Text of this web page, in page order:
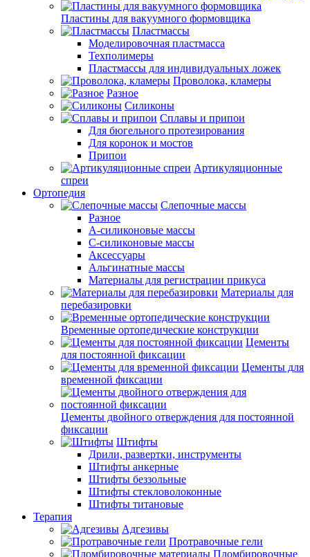
Пластины для вакуумного формовщика
Пластмассы
Моделировочная пластмасса
Техполимеры
Пластмассы для индивидуальных ложек
Проволока, кламеры
Разное
Силиконы
Сплавы и припои
Для бюгельного протезирования
Для коронок и мостов
Припои
Артикуляционные
спреи
Ортопедия
Слепочные массы
Разное
А-силиконовые массы
С-силиконовые массы
Аксессуары
Альгинатные массы
Материалы для регистрации прикуса
Материалы для
перебазировки
Временные ортопедические конструкции
Цементы
для постоянной фиксации
Цементы для
временной фиксации
Цементы двойного отверждения для постоянной
фиксации
Штифты
Дрили, развертки, инструменты
Штифты анкерные
Штифты беззольные
Штифты стекловолоконные
Штифты титановые
Терапия
Адгезивы
Протравочные гели
Пломбировочные